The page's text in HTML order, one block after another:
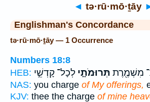
◄ tə·rū·mō·ṯāy
Englishman's Concordance
tə·rū·mō·ṯāy — 1 Occurrence
Numbers 18:8
HEB:
מִשְׁמֶ֖רֶת תְּרוּמֹתָ֑י לְכָל־ קָדְשֵׁ֣י
NAS: you charge of My offerings,
KJV: thee the charge of mine